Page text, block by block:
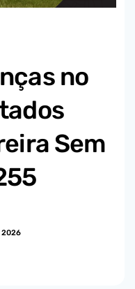
no
Sem
2026